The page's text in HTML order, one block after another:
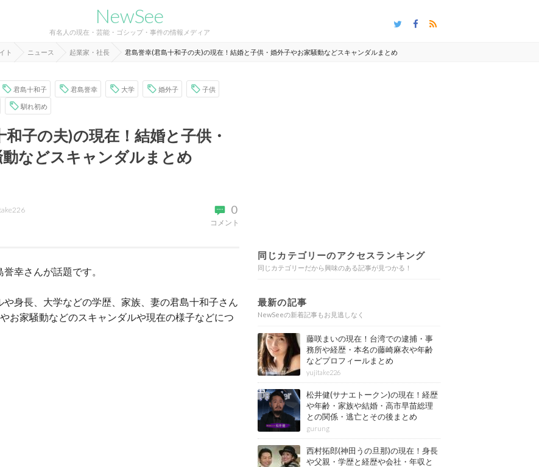
NewSee
有名人の現在・芸能・ゴシップ・事件の情報メディア
ト ニュース 起業家・社長 君島誉幸(君島十和子の夫)の現在！結婚と子供・婚外子やお家騒動などスキャンダルまとめ
君島十和子 君島誉幸 大学 婚外子 子供
馴れ初め
子の夫)の現在！結婚と子供・
などスキャンダルまとめ
0
コメント
幸さんが話題です。
身長、大学などの学歴、家族、妻の君島十和子さん
お家騒動などのスキャンダルや現在の様子などにつ
同じカテゴリーのアクセスランキング
同じカテゴリーだから興味のある記事が見つかる！
最新の記事
NewSeeの新着記事もお見逃しなく
藤咲まいの現在！台湾での逮捕・事
務所や経歴・本名の藤崎麻衣や年齢
などプロフィールまとめ
yujitake226
松井健(サナエトークン)の現在！経歴
や年齢・家族や結婚・高市早苗総理
との関係・逃亡とその後まとめ
gurung
西村拓郎(神田うの旦那)の現在！身長
や父親・学歴と経歴や会社・年収と